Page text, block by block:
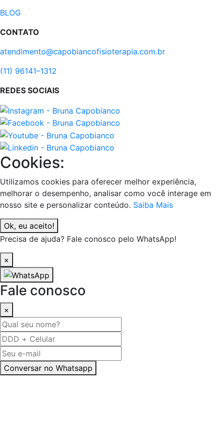
BLOG
CONTATO
atendimento@capobiancofisioterapia.com.br
(11) 96141–1312
REDES SOCIAIS
Cookies:
Utilizamos cookies para oferecer melhor experiência,
melhorar o desempenho, analisar como você interage em
nosso site e personalizar conteúdo. Saiba Mais
Ok, eu aceito!
Precisa de ajuda? Fale conosco pelo WhatsApp!
×
Fale conosco
×
Conversar no Whatsapp